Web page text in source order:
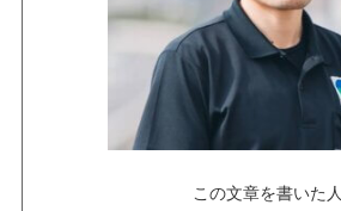
この文章を書いた人